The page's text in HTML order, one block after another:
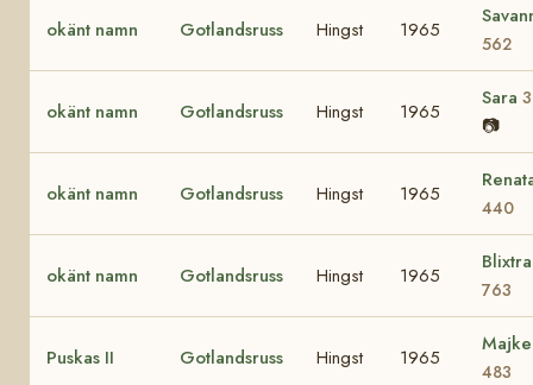
okänt namn Gotlandsruss Hingst 1965
562
okänt namn Gotlandsruss Hingst 1965
Sara
📷
okänt namn Gotlandsruss Hingst 1965
440
okänt namn Gotlandsruss Hingst 1965
Blixtra
763
Puskas II Gotlandsruss Hingst 1965
483